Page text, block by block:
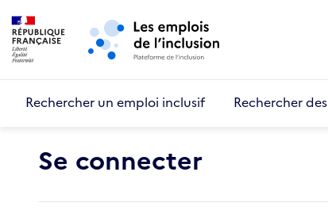
Aller au menu principal
Rechercher un emploi inclusif Rechercher
Se connecter